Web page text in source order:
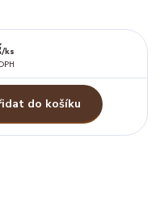
/ks
do košíku